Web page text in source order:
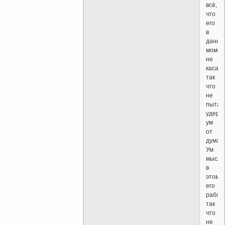
всё,
что
его
в
не
так
что
не
ум
от
Ум
в
этом
его
так
что
не